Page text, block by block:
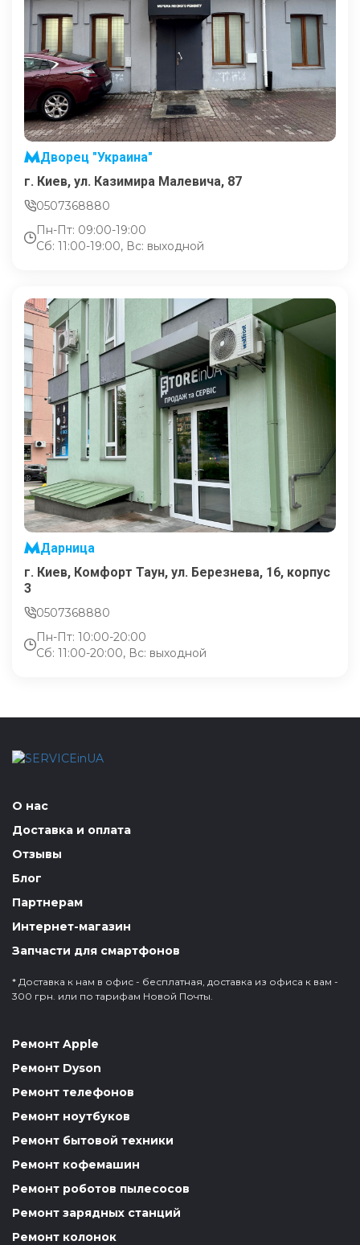
Дворец "Украина"
г. Киев, ул. Казимира Малевича, 87
0507368880
Пн-Пт: 09:00-19:00
Сб: 11:00-19:00, Вс: выходной
Дарница
г. Киев, Комфорт Таун, ул. Березнева, 16, корпус
3
0507368880
Пн-Пт: 10:00-20:00
Сб: 11:00-20:00, Вс: выходной
О нас
Доставка и оплата
Отзывы
Блог
Партнерам
Интернет-магазин
Запчасти для смартфонов
* Доставка к нам в офис - бесплатная, доставка из офиса к вам -
300 грн. или по тарифам Новой Почты.
Ремонт Apple
Ремонт Dyson
Ремонт телефонов
Ремонт ноутбуков
Ремонт бытовой техники
Ремонт кофемашин
Ремонт роботов пылесосов
Ремонт зарядных станций
Ремонт колонок